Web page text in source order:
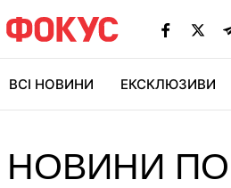
ВСІ НОВИНИ ЕКСКЛЮЗИВИ
НОВИНИ